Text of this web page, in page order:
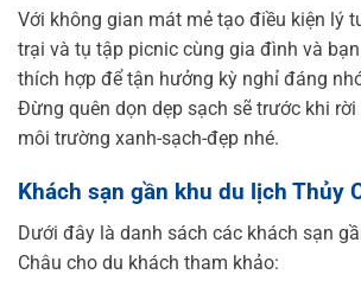
Với không gian mát mẻ tạo điều kiện lý
trại và tụ tập picnic cùng gia đình và
thích hợp để tận hưởng kỳ nghỉ đáng
Đừng quên dọn dẹp sạch sẽ trước khi
môi trường xanh-sạch-đẹp nhé.
Khách sạn gần khu du lịch Thủy
Dưới đây là danh sách các khách sạn
Châu cho du khách tham khảo: